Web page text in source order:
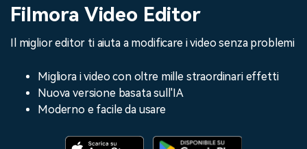
Utilità
Soluzione
Risorse
Audio
Risorse
Tip per Editing
Centro Aiuto
Filmora Video Editor
Il miglior editor ti aiuta a modificare i video senza problemi
Migliora i video con oltre mille straordinari effetti
Nuova versione basata sull'IA
Moderno e facile da usare